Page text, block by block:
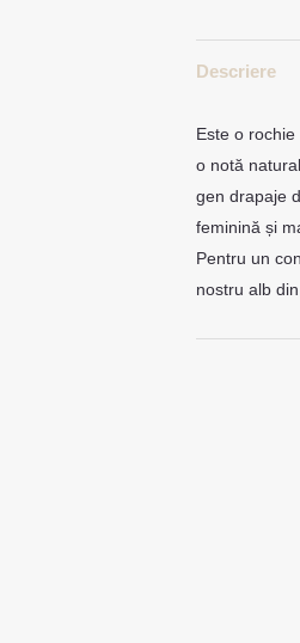
Descriere
Este o
o notă
gen drapaje
feminină și
Pentru un
nostru alb